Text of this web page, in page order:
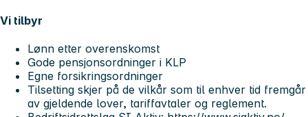
Vi tilbyr
Lønn etter overenskomst
Gode pensjonsordninger i KLP
Egne forsikringsordninger
Tilsetting skjer på de vilkår som til enhver tid fremgår
av gjeldende lover, tariffavtaler og reglement.